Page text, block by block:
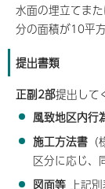
水面の埋立てま
分の面積が10平
提出書類
正副2部提出して
風致地区内行
施工方法書
区分に応じ、
図面等 上記